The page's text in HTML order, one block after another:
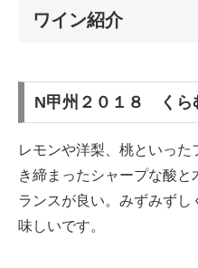
ワイン紹介
N甲州２０１８ くら
レモンや洋梨、桃といった
き締まったシャープな酸
ランスが良い。みずみず
味しいです。